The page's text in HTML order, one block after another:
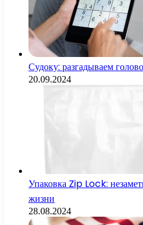
Судоку: разгадываем
20.09.2024
Упаковка Zip Lock:
жизни
28.08.2024